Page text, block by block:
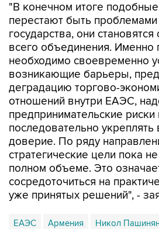
"В конечном итоге
перестают быть проблемами
государства, они
всего объединения. Именно
необходимо своевременно
возникающие барьеры,
деградацию торгово-
отношений внутри ЕАЭС,
предпринимательские риски
последовательно укреплять
доверие. По ряду
стратегические цели пока
полном объеме. Это
сосредоточиться на
уже принятых решений", -
ЕАЭС Армения Никол